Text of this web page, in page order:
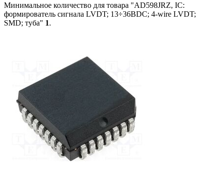
Минимальное количество для товара "AD598JRZ, IC:
формирователь сигнала LVDT; 13÷36ВDC; 4-wire LVDT;
SMD; туба" 1.